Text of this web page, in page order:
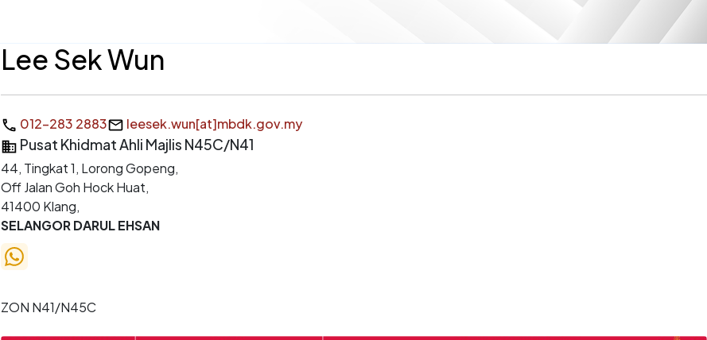
Lee Sek Wun
012-283 2883 leesek.wun[at]mbdk.gov.my
Pusat Khidmat Ahli Majlis N45C/N41
44, Tingkat 1, Lorong Gopeng,
Off Jalan Goh Hock Huat,
41400 Klang,
SELANGOR DARUL EHSAN
ZON N41/N45C